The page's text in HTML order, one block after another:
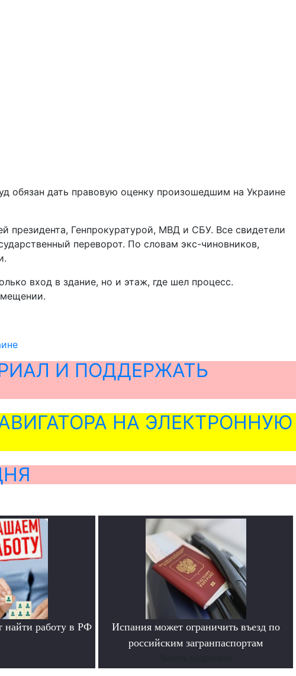
обязан дать правовую оценку произошедшим на Украине
Генпрокуратурой, МВД и СБУ. Все свидетели
переворот. По словам экс-чиновников,
вход в здание, но и этаж, где шел процесс.
И ПОДДЕРЖАТЬ
НА ЭЛЕКТРОННУЮ
найти работу в РФ
Испания может ограничить въезд по
российским загранпаспортам